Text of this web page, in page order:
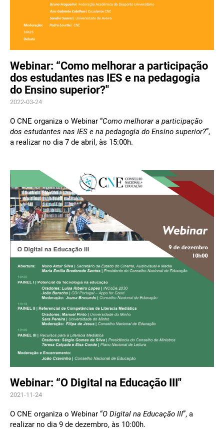
Webinar: “Como melhorar a participação
dos estudantes nas IES e na pedagogia
do Ensino superior?"
2022-03-24
O CNE organiza o Webinar “Como melhorar a participação
dos estudantes nas IES e na pedagogia do Ensino superior?”,
a realizar no dia 7 de abril, às 15:00h.
Webinar: “O Digital na Educação III"
2021-11-24
O CNE organiza o Webinar “O Digital na Educação III”, a
realizar no dia 9 de dezembro, às 10:00h.